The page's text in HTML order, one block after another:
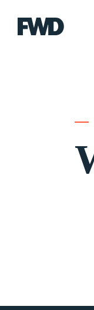
FWD